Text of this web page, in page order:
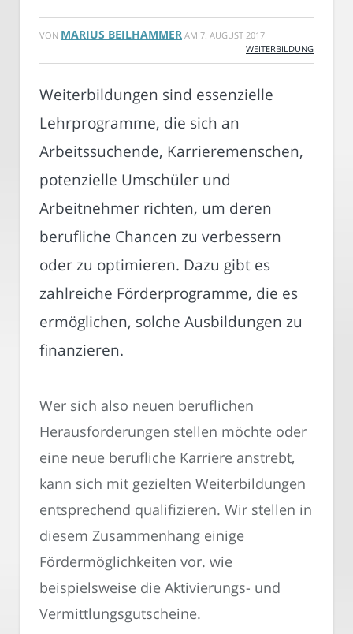
VON MARIUS BEILHAMMER AM 7. AUGUST 2017
WEITERBILDUNG
Weiterbildungen sind essenzielle
Lehrprogramme, die sich an
Arbeitssuchende, Karrieremenschen,
potenzielle Umschüler und
Arbeitnehmer richten, um deren
berufliche Chancen zu verbessern
oder zu optimieren. Dazu gibt es
zahlreiche Förderprogramme, die es
ermöglichen, solche Ausbildungen zu
finanzieren.
Wer sich also neuen beruflichen
Herausforderungen stellen möchte oder
eine neue berufliche Karriere anstrebt,
kann sich mit gezielten Weiterbildungen
entsprechend qualifizieren. Wir stellen in
diesem Zusammenhang einige
Fördermöglichkeiten vor. wie
beispielsweise die Aktivierungs- und
Vermittlungsgutscheine.